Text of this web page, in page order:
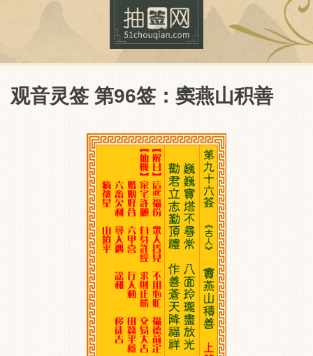
抽签网
观音灵签 第96签：窦燕山积善